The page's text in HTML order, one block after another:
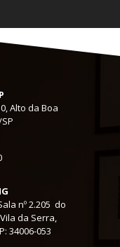
Alto da Boa
nº 2.205 do
da Serra,
34006-053